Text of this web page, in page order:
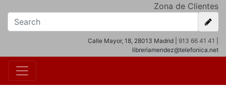
Zona de Clientes
Calle Mayor, 18, 28013 Madrid | 913 66 41 41
libreriamendez@telefonica.net